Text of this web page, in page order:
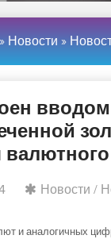
» Новости »
Новости /
и аналогичных